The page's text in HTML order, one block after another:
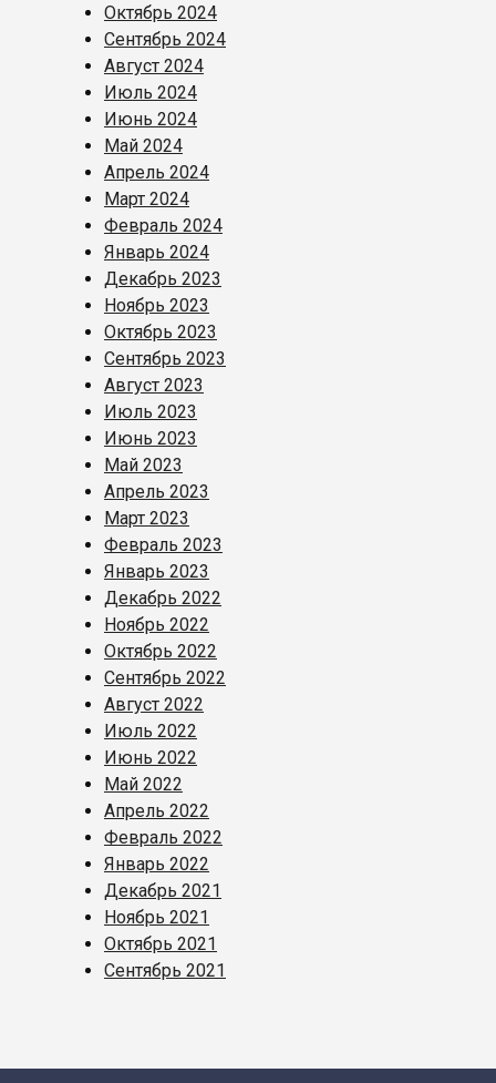
Октябрь 2024
Сентябрь 2024
Август 2024
Июль 2024
Июнь 2024
Май 2024
Апрель 2024
Март 2024
Февраль 2024
Январь 2024
Декабрь 2023
Ноябрь 2023
Октябрь 2023
Сентябрь 2023
Август 2023
Июль 2023
Июнь 2023
Май 2023
Апрель 2023
Март 2023
Февраль 2023
Январь 2023
Декабрь 2022
Ноябрь 2022
Октябрь 2022
Сентябрь 2022
Август 2022
Июль 2022
Июнь 2022
Май 2022
Апрель 2022
Февраль 2022
Январь 2022
Декабрь 2021
Ноябрь 2021
Октябрь 2021
Сентябрь 2021